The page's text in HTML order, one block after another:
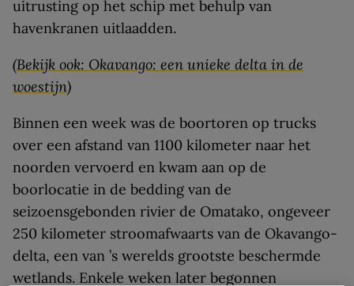
uitrusting op het schip met behulp van
havenkranen uitlaadden.
(Bekijk ook: Okavango: een unieke delta in de
woestijn)
Binnen een week was de boortoren op trucks
over een afstand van 1100 kilometer naar het
noorden vervoerd en kwam aan op de
boorlocatie in de bedding van de
seizoensgebonden rivier de Omatako, ongeveer
250 kilometer stroomafwaarts van de Okavango-
delta, een van ’s werelds grootste beschermde
wetlands. Enkele weken later begonnen